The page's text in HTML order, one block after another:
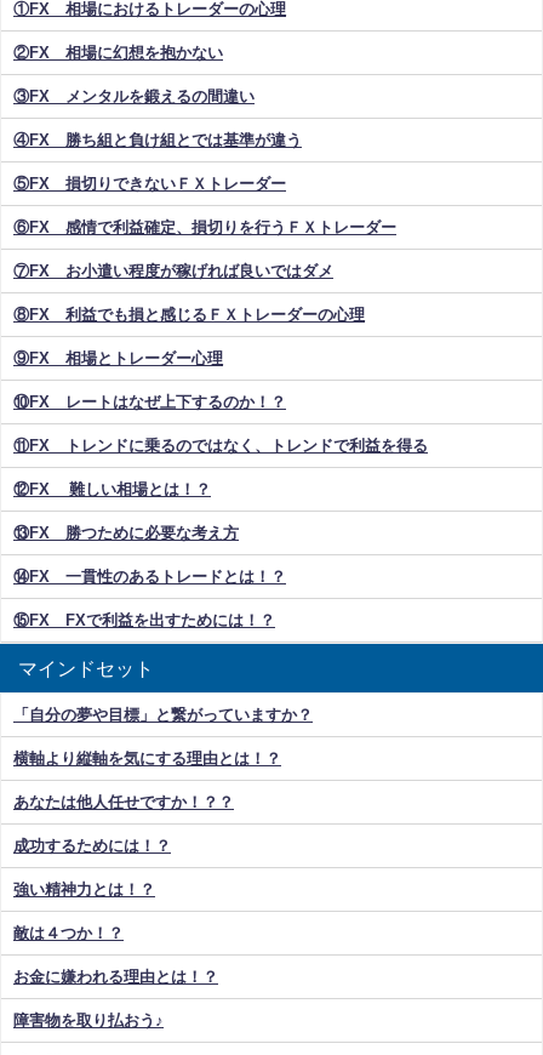
①FX 相場におけるトレーダーの心理
②FX 相場に幻想を抱かない
③FX メンタルを鍛えるの間違い
④FX 勝ち組と負け組とでは基準が違う
⑤FX 損切りできないＦＸトレーダー
⑥FX 感情で利益確定、損切りを行うＦＸトレーダー
⑦FX お小遣い程度が稼げれば良いではダメ
⑧FX 利益でも損と感じるＦＸトレーダーの心理
⑨FX 相場とトレーダー心理
⑩FX レートはなぜ上下するのか！？
⑪FX トレンドに乗るのではなく、トレンドで利益を得る
⑫FX 難しい相場とは！？
⑬FX 勝つために必要な考え方
⑭FX 一貫性のあるトレードとは！？
⑮FX FXで利益を出すためには！？
マインドセット
「自分の夢や目標」と繋がっていますか？
横軸より縦軸を気にする理由とは！？
あなたは他人任せですか！？？
成功するためには！？
強い精神力とは！？
敵は４つか！？
お金に嫌われる理由とは！？
障害物を取り払おう♪